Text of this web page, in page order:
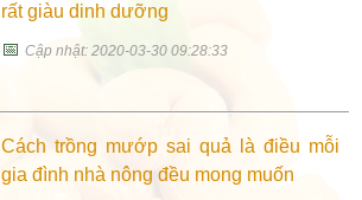
rất giàu dinh dưỡng
📅Cập nhật: 2020-03-30 09:28:33
Cách trồng mướp sai quả là điều mỗi
gia đình nhà nông đều mong muốn